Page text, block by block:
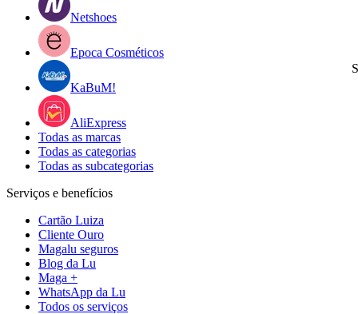
Netshoes
Epoca Cosméticos
KaBuM!
AliExpress
Todas as marcas
Todas as categorias
Todas as subcategorias
Serviços e benefícios
Cartão Luiza
Cliente Ouro
Magalu seguros
Blog da Lu
Maga +
WhatsApp da Lu
Todos os serviços